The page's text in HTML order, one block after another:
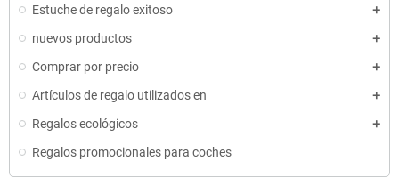
Estuche de regalo exitoso
nuevos productos
Comprar por precio
Artículos de regalo utilizados en
Regalos ecológicos
Regalos promocionales para coches